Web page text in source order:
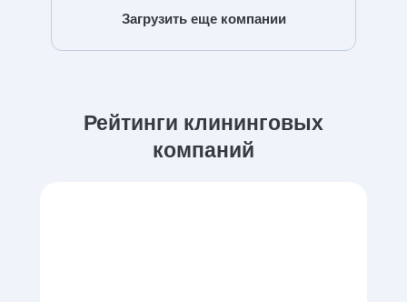
Загрузить еще компании
Рейтинги клининговых
компаний